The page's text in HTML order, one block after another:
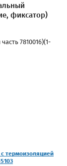
фиксатор)
7810016)(1-
термоизоляцией